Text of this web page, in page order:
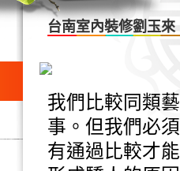
台南室內裝修劉玉
我們比較同類
事。但我們必
有通過比較才